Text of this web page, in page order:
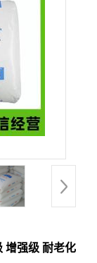
增强级 耐老化